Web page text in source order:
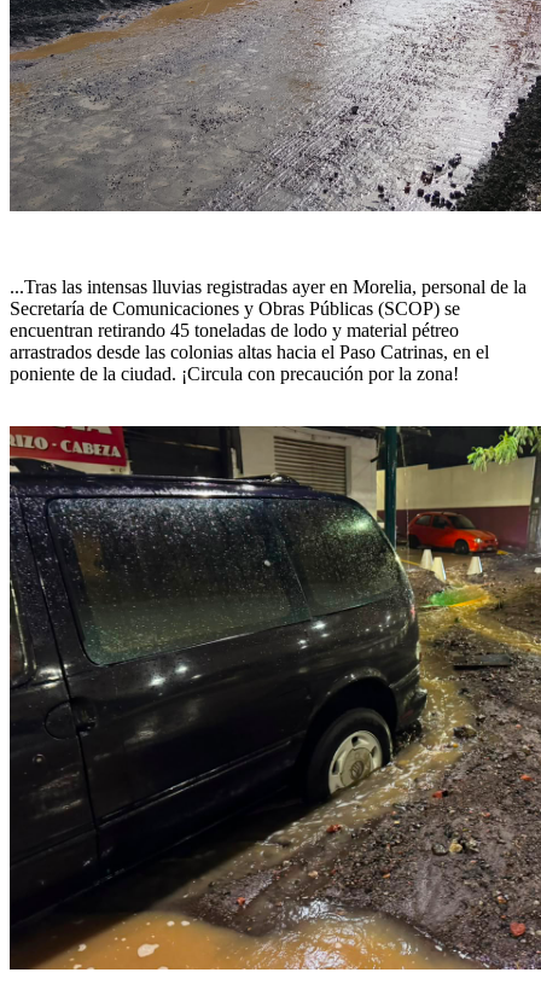
...Tras las intensas lluvias registradas ayer en Morelia, personal de la
Secretaría de Comunicaciones y Obras Públicas (SCOP) se
encuentran retirando 45 toneladas de lodo y material pétreo
arrastrados desde las colonias altas hacia el Paso Catrinas, en el
poniente de la ciudad. ¡Circula con precaución por la zona!